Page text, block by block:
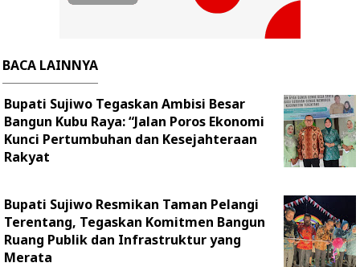
BACA LAINNYA
Bupati Sujiwo Tegaskan Ambisi Besar
Bangun Kubu Raya: “Jalan Poros Ekonomi
Kunci Pertumbuhan dan Kesejahteraan
Rakyat
Bupati Sujiwo Resmikan Taman Pelangi
Terentang, Tegaskan Komitmen Bangun
Ruang Publik dan Infrastruktur yang
Merata